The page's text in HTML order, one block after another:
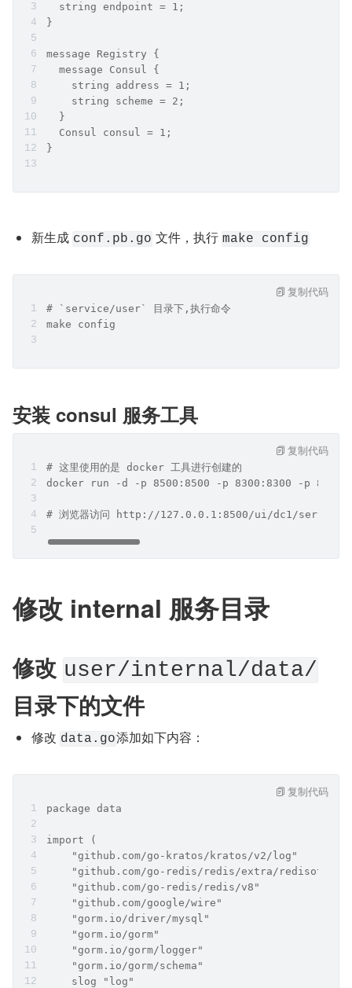
  string endpoint = 1;
}
message Registry {
  message Consul {
    string address = 1;
    string scheme = 2;
  }
  Consul consul = 1;
}
新生成 conf.pb.go 文件，执行 make config
# `service/user` 目录下,执行命令
make config
复制代码
安装 consul 服务工具
# 这里使用的是 docker 工具进行创建的
docker run -d -p 8500:8500 -p 8300:8300 -p
# 浏览器访问 http://127.0.0.1:8500/ui/dc1/services 测
复制代码
修改 internal 服务目录
修改 user/internal/data/
目录下的文件
修改 data.go添加如下内容：
package data
import (
    "github.com/go-kratos/kratos/v2/log"
    "github.com/go-redis/redis/extra/redisotel"
    "github.com/go-redis/redis/v8"
    "github.com/google/wire"
    "gorm.io/driver/mysql"
    "gorm.io/gorm"
    "gorm.io/gorm/logger"
    "gorm.io/gorm/schema"
    slog "log"
复制代码